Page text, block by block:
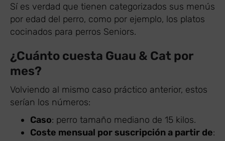
Sí es verdad que tienen categorizados sus menús
por edad del perro, como por ejemplo, los platos
cocinados para perros Seniors.
¿Cuánto cuesta Guau & Cat por
mes?
Volviendo al mismo caso práctico anterior, estos
serían los números:
Caso: perro tamaño mediano de 15 kilos.
Coste mensual por suscripción a partir de: